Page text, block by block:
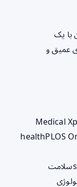
با یک
عمیق و
Medical
healthPLOS
سلامت